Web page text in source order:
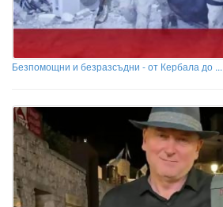
Безпомощни и безразсъдни - от Кербала до